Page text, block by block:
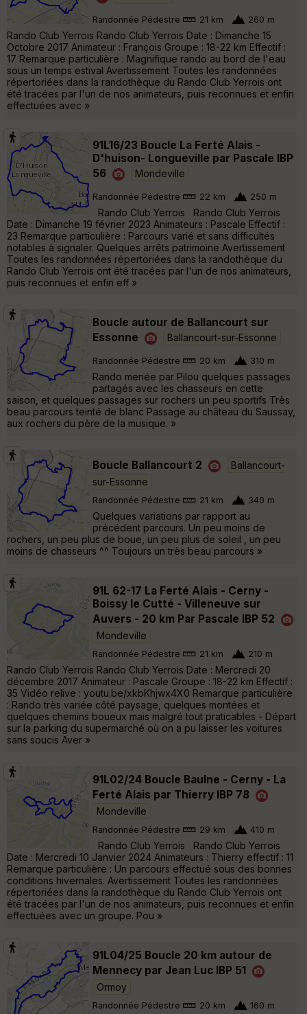
Randonnée Pédestre 21 km 260 m
Rando Club Yerrois Rando Club Yerrois Date : Dimanche 15
Octobre 2017 Animateur : François Groupe : 18-22 km Effectif :
17 Remarque particulière : Magnifique rando au bord de l'eau
sous un temps estival Avertissement Toutes les randonnées
répertoriées dans la randothèque du Rando Club Yerrois ont
été tracées par l'un de nos animateurs, puis reconnues et enfin
effectuées avec »
91L16/23 Boucle La Ferté Alais -
D'huison- Longueville par Pascale IBP
56
Mondeville
Randonnée Pédestre 22 km 250 m
Rando Club Yerrois Rando Club Yerrois
Date : Dimanche 19 février 2023 Animateurs : Pascale Effectif :
23 Remarque particulière : Parcours varié et sans difficultés
notables à signaler. Quelques arrêts patrimoine Avertissement
Toutes les randonnées répertoriées dans la randothèque du
Rando Club Yerrois ont été tracées par l'un de nos animateurs,
puis reconnues et enfin eff »
Boucle autour de Ballancourt sur
Essonne
Ballancourt-sur-Essonne
Randonnée Pédestre 20 km 310 m
Rando menée par Pilou quelques passages
partagés avec les chasseurs en cette
saison, et quelques passages sur rochers un peu sportifs Très
beau parcours teinté de blanc Passage au château du Saussay,
aux rochers du père de la musique. »
Boucle Ballancourt 2
Ballancourt-
sur-Essonne
Randonnée Pédestre 21 km 340 m
Quelques variations par rapport au
précédent parcours. Un peu moins de
rochers, un peu plus de boue, un peu plus de soleil , un peu
moins de chasseurs ^^ Toujours un très beau parcours »
91L 62-17 La Ferté Alais - Cerny -
Boissy le Cutté - Villeneuve sur
Auvers - 20 km Par Pascale IBP 52
Mondeville
Randonnée Pédestre 21 km 210 m
Rando Club Yerrois Rando Club Yerrois Date : Mercredi 20
décembre 2017 Animateur : Pascale Groupe : 18-22 km Effectif :
35 Vidéo relive : youtu.be/xkbKhjwx4X0 Remarque particulière
: Rando très variée côté paysage, quelques montées et
quelques chemins boueux mais malgré tout praticables - Départ
sur la parking du supermarché où on a pu laisser les voitures
sans soucis Aver »
91L02/24 Boucle Baulne - Cerny - La
Ferté Alais par Thierry IBP 78
Mondeville
Randonnée Pédestre 29 km 410 m
Rando Club Yerrois Rando Club Yerrois
Date : Mercredi 10 Janvier 2024 Animateurs : Thierry effectif : 11
Remarque particulière : Un parcours effectué sous des bonnes
conditions hivernales. Avertissement Toutes les randonnées
répertoriées dans la randothèque du Rando Club Yerrois ont
été tracées par l'un de nos animateurs, puis reconnues et enfin
effectuées avec un groupe. Pou »
91L04/25 Boucle 20 km autour de
Mennecy par Jean Luc IBP 51
Ormoy
Randonnée Pédestre 20 km 160 m